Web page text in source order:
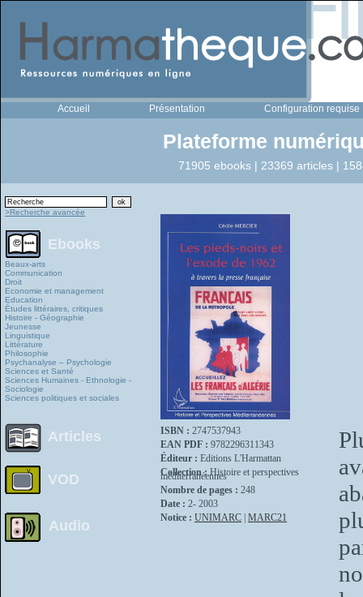
Accueil Présentation Configuration requise
Plateforme
71905 ebooks | 23369 articles |
>Recherche avancée
Ebooks
Beaux-arts
Communication
Droit
Economie et management
Education
Études littéraires, critiques
Histoire - Géographie
Jeunesse
Linguistique
Littérature
Philosophie
Psychanalyse – Psychologie
Sciences et Santé
Sciences Humaines - Ethnologie -
Sociologie
Sciences politiques et sociales
Articles
VOD
Audio
ISBN : 2747537943
EAN PDF : 9782296311343
Éditeur : Editions L'Harmattan
Collection :Histoire et perspectives
méditerranéennes
Nombre de pages : 248
Date : 2- 2003
Notice : UNIMARC MARC21